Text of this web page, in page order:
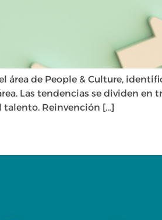
área de People & Culture,
Las tendencias se dividen en
talento. Reinvención […]